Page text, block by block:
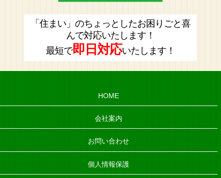
「住まい」のちょっとしたお困りごと喜
んで対応いたします！
最短で即日対応いたします！
HOME
会社案内
お問い合わせ
個人情報保護